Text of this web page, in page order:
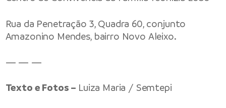
Rua da Penetração 3, Quadra 60, conjunto
Amazonino Mendes, bairro Novo Aleixo.
— — —
Texto e Fotos – Luiza Maria / Semtepi